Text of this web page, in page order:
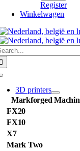
Register
Winkelwagen
3D printers
Markforged
FX20
FX10
X7
Mark Two